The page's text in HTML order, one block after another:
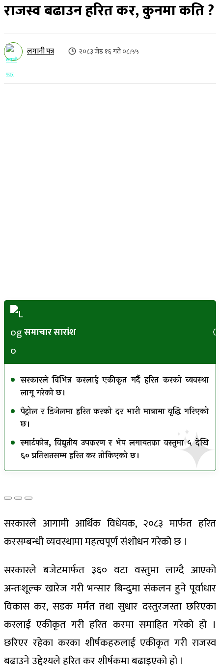
राजस्व बढाउन हरित कर, कुनमा कति ?
लगानी पत्र २०८३ जेष्ठ १६ गते ०८:५५
समाचार सारांश
सरकारले विभिन्न करलाई एकीकृत गर्दै हरित करको व्यवस्था
लागू गरेको छ।
पेट्रोल र डिजेलमा हरित करको दर भारी मात्रामा वृद्धि गरिएको
छ।
स्मार्टफोन, विद्युतीय उपकरण र भेप लगायतका वस्तुमा ५ देखि
६० प्रतिशतसम्म हरित कर तोकिएको छ।
सरकारले आगामी आर्थिक विधेयक, २०८३ मार्फत हरित
करसम्बन्धी व्यवस्थामा महत्वपूर्ण संशोधन गरेको छ ।
सरकारले बजेटमार्फत ३६० वटा वस्तुमा लाग्दै आएको
अन्तःशूल्क खारेज गरी भन्सार बिन्दुमा संकलन हुने पूर्वाधार
विकास कर, सडक मर्मत तथा सुधार दस्तुरजस्ता छरिएका
करलाई एकीकृत गरी हरित करमा समाहित गरेको हो ।
छरिएर रहेका करका शीर्षकहरुलाई एकीकृत गरी राजस्व
बढाउने उद्देश्यले हरित कर शीर्षकमा बढाइएको हो ।